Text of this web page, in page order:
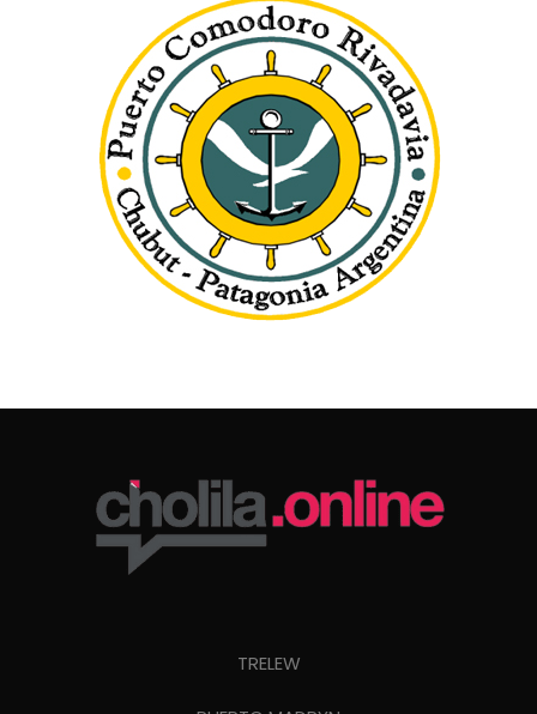
TRELEW